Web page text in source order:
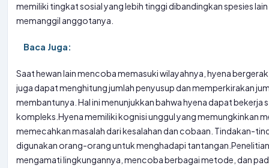
memiliki tingkat sosial yang lebih tinggi dibandingkan spesies
memanggil anggotanya.
Baca Juga:
Saat hewan lain mencoba memasuki wilayahnya, hyena
juga dapat menghitung jumlah penyusup dan memperkirakan
membantunya. Hal ini menunjukkan bahwa hyena dapat bekerja
kompleks. Hyena memiliki kognisi unggul yang memungkinkan
memecahkan masalah dari kesalahan dan cobaan. Tindakan-
digunakan orang-orang untuk menghadapi tantangan.
mengamati lingkungannya, mencoba berbagai metode, dan